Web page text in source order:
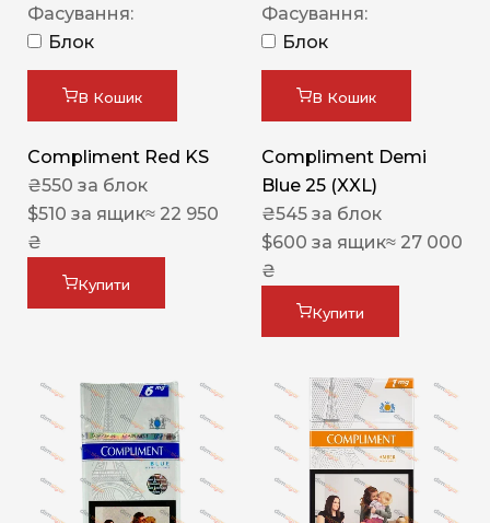
Фасування:
Блок
В Кошик
Compliment Red KS
₴550 за блок
$510 за ящик≈ 22 950
₴
Купити
Фасування:
Блок
В Кошик
Compliment Demi
Blue 25 (XXL)
₴545 за блок
$600 за ящик≈ 27 000
₴
Купити